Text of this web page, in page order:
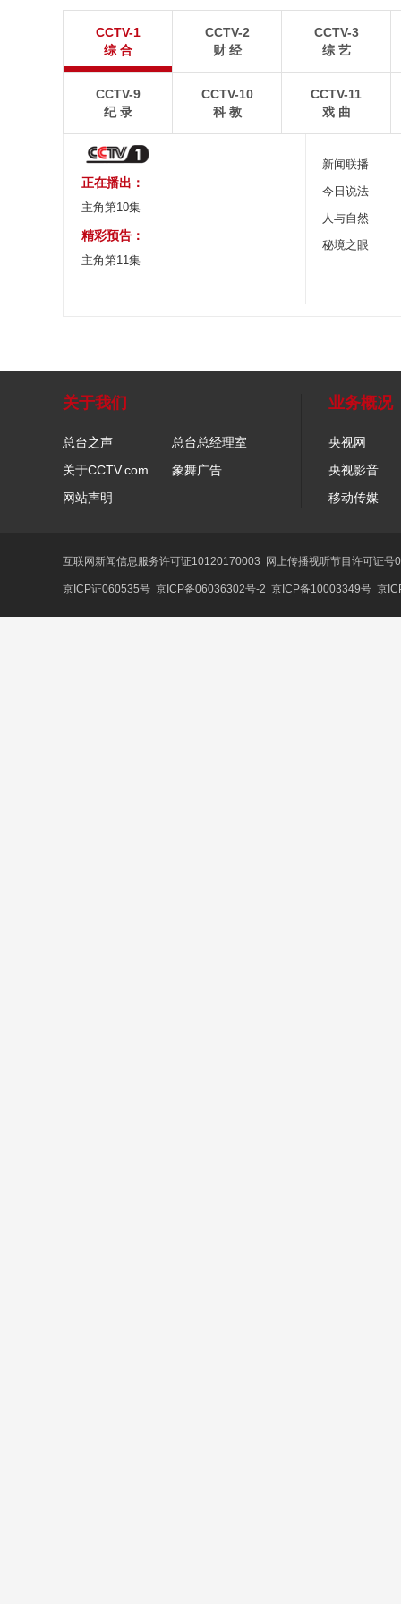
二号悬崖电梯“扶摇梯”近日正式投运，将山乡学子单
程3个多小时的求学路缩减至30分钟。
瓦屋山雄浑平顶与峨
CCTV-1
综 合
CCTV-2
财 经
CCTV-3
综 艺
CCTV-9
纪 录
CCTV-10
科 教
CCTV-11
戏 曲
正在播出：
主角第10集
精彩预告：
主角第11集
新闻联播
今日说法
人与自然
秘境之眼
关于我们
总台之声
总台总经理室
关于CCTV.com
象舞广告
网站声明
业务概况
央视网
央视影音
移动传媒
互联网新闻信息服务许可证10120170003 网上传播视听节目许可证
京ICP证060535号 京ICP备06036302号-2 京ICP备10003349号 京